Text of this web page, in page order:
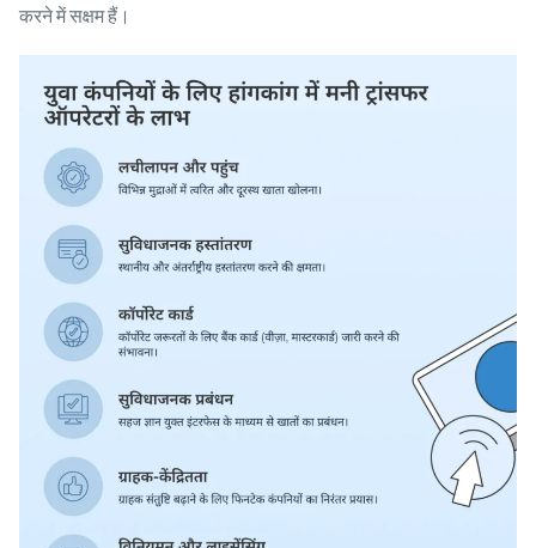
करने में सक्षम हैं।